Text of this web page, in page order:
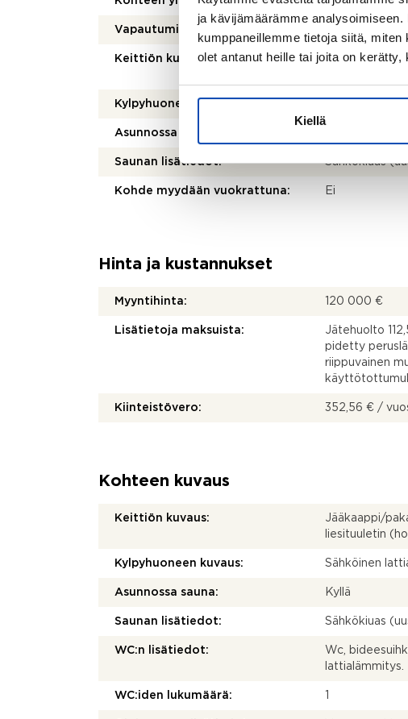
ja kävijämäärämme
kumppaneillemme tietoja siitä,
olet antanut heille tai joita on
Kiellä
Vapautuminen:
Keittiön kuvaus:
Jääkaappi/
Kylpyhuoneen kuvaus: Sähköinen
Asunnossa sauna:
Saunan lisätiedot: Sähkökiuas
Kohde myydään vuokrattuna: Ei
Hinta ja kustannukset
Myyntihinta: 120 000 €
Lisätietoja maksuista:
Jätehuolto
pidetty
riippuvainen
Kiinteistövero: 352,56 € /
Kohteen kuvaus
Keittiön kuvaus:
Jääkaappi/
liesituuletin
Kylpyhuoneen kuvaus: Sähköinen
Asunnossa sauna: Kyllä
Saunan lisätiedot: Sähkökiuas
WC:n lisätiedot:
Wc,
lattialämmitys.
WC:iden lukumäärä: